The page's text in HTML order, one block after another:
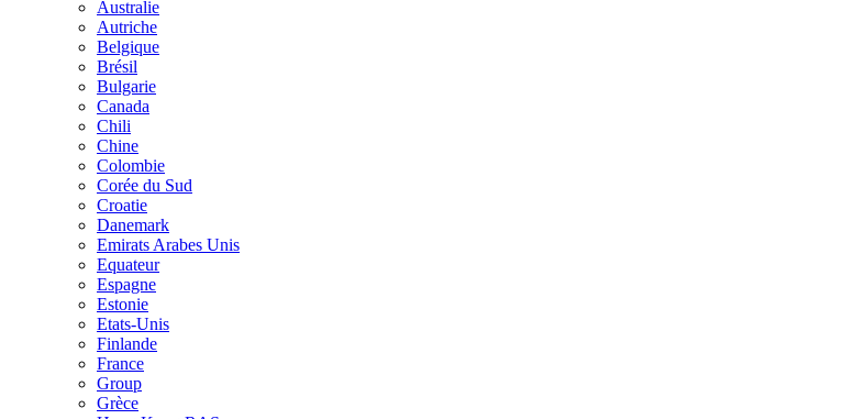
Australie
Autriche
Belgique
Brésil
Bulgarie
Canada
Chili
Chine
Colombie
Corée du Sud
Croatie
Danemark
Emirats Arabes Unis
Equateur
Espagne
Estonie
Etats-Unis
Finlande
France
Group
Grèce